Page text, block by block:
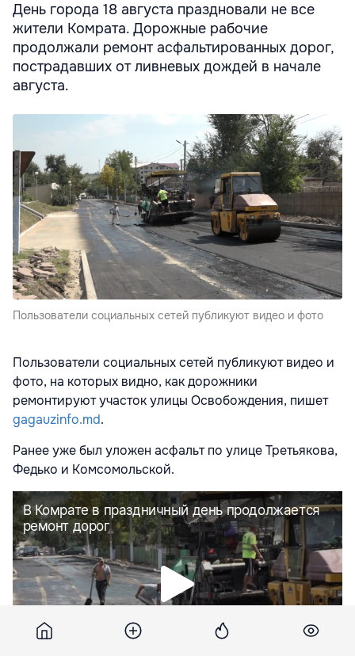
День города 18 августа праздновали не все
жители Комрата. Дорожные рабочие
продолжали ремонт асфальтированных дорог,
пострадавших от ливневых дождей в начале
августа.
Пользователи социальных сетей публикуют видео и фото
Пользователи социальных сетей публикуют видео и
фото, на которых видно, как дорожники
ремонтируют участок улицы Освобождения, пишет
gagauzinfo.md.
Ранее уже был уложен асфальт по улице Третьякова,
Федько и Комсомольской.